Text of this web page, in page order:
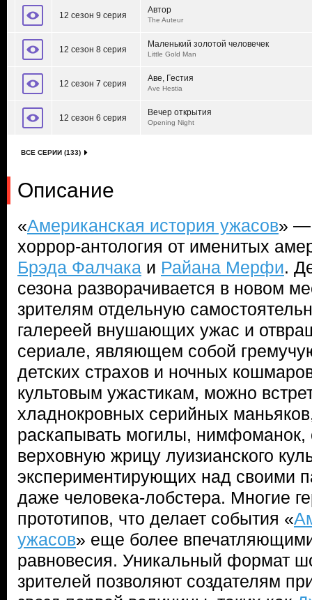
12 сезон 9 серия
Автор
The Auteur
12 сезон 8 серия
Маленький золотой человечек
Little Gold Man
12 сезон 7 серия
Аве, Гестия
Ave Hestia
12 сезон 6 серия
Вечер открытия
Opening Night
ВСЕ СЕРИИ (133)
Описание
«Американская история ужасов» —
хоррор-антология от именитых
Брэда Фалчака и Райана Мерфи.
сезона разворачивается в новом
зрителям отдельную
галереей внушающих ужас и
сериале, являющем собой
детских страхов и ночных
культовым ужастикам, можно
хладнокровных серийных
раскапывать могилы, нимфоманок,
верховную жрицу луизианского
экспериментирующих над своими
даже человека-лобстера. Многие
прототипов, что делает события «
ужасов» еще более
равновесия. Уникальный формат
зрителей позволяют создателям